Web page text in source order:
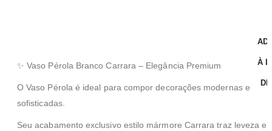
À
✨ Vaso Pérola Branco Carrara – Elegância Premium
O Vaso Pérola é ideal para compor decorações modernas e
sofisticadas.
Seu acabamento exclusivo estilo mármore Carrara traz leveza e